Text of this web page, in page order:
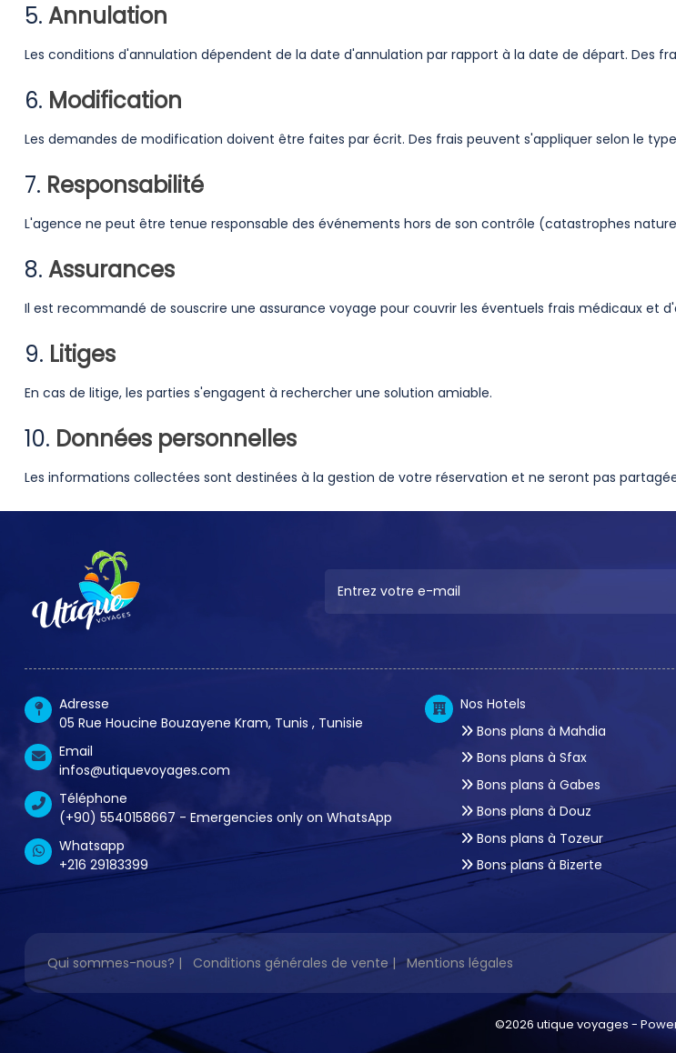
5. Annulation
Les conditions d'annulation dépendent de la date d'annulation par rapport à la date de départ. Des
6. Modification
Les demandes de modification doivent être faites par écrit. Des frais peuvent s'appliquer selon le
7. Responsabilité
L'agence ne peut être tenue responsable des événements hors de son contrôle (catastrophes
8. Assurances
Il est recommandé de souscrire une assurance voyage pour couvrir les éventuels frais médicaux et
9. Litiges
En cas de litige, les parties s'engagent à rechercher une solution amiable.
10. Données personnelles
Les informations collectées sont destinées à la gestion de votre réservation et ne seront pas
Adresse
05 Rue Houcine Bouzayene Kram, Tunis , Tunisie
Email
infos@utiquevoyages.com
Téléphone
(+90) 5540158667 - Emergencies only on WhatsApp
Whatsapp
+216 29183399
Nos Hotels
Bons plans à Mahdia
Bons plans à Sfax
Bons plans à Gabes
Bons plans à Douz
Bons plans à Tozeur
Bons plans à Bizerte
Qui sommes-nous? | Conditions générales de vente| Mentions légales
©2026 utique voyages -